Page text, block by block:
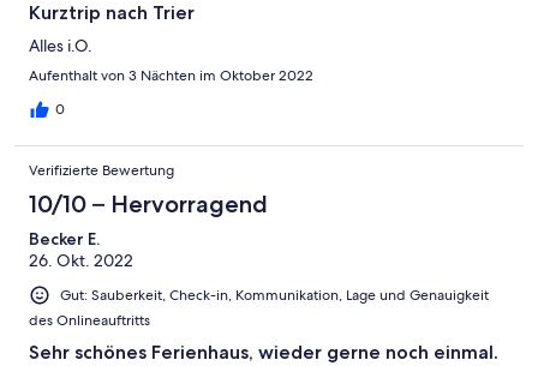
Kurztrip nach Trier
Alles i.O.
Aufenthalt von 3 Nächten im Oktober 2022
0
Verifizierte Bewertung
10/10 – Hervorragend
Becker E.
26. Okt. 2022
Gut: Sauberkeit, Check-in, Kommunikation, Lage und Genauigkeit
des Onlineauftritts
Sehr schönes Ferienhaus, wieder gerne noch einmal.